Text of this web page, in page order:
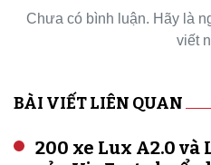
Chưa có bình luận. Hãy là
viết
BÀI VIẾT LIÊN QUAN
200 xe Lux A2.0 và